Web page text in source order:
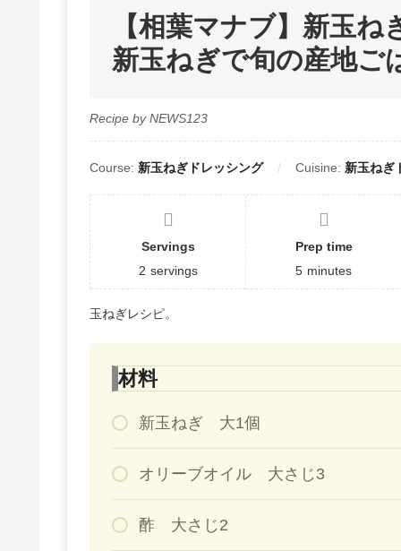
【相葉マナブ】新玉
新玉ねぎで旬の産地ご
Recipe by NEWS123
Course: 新玉ねぎドレッシング Cuisine: 新玉ねぎ
Servings
2 servings
Prep time
5 minutes
玉ねぎレシピ。
材料
新玉ねぎ 大1個
オリーブオイル 大さじ3
酢 大さじ2